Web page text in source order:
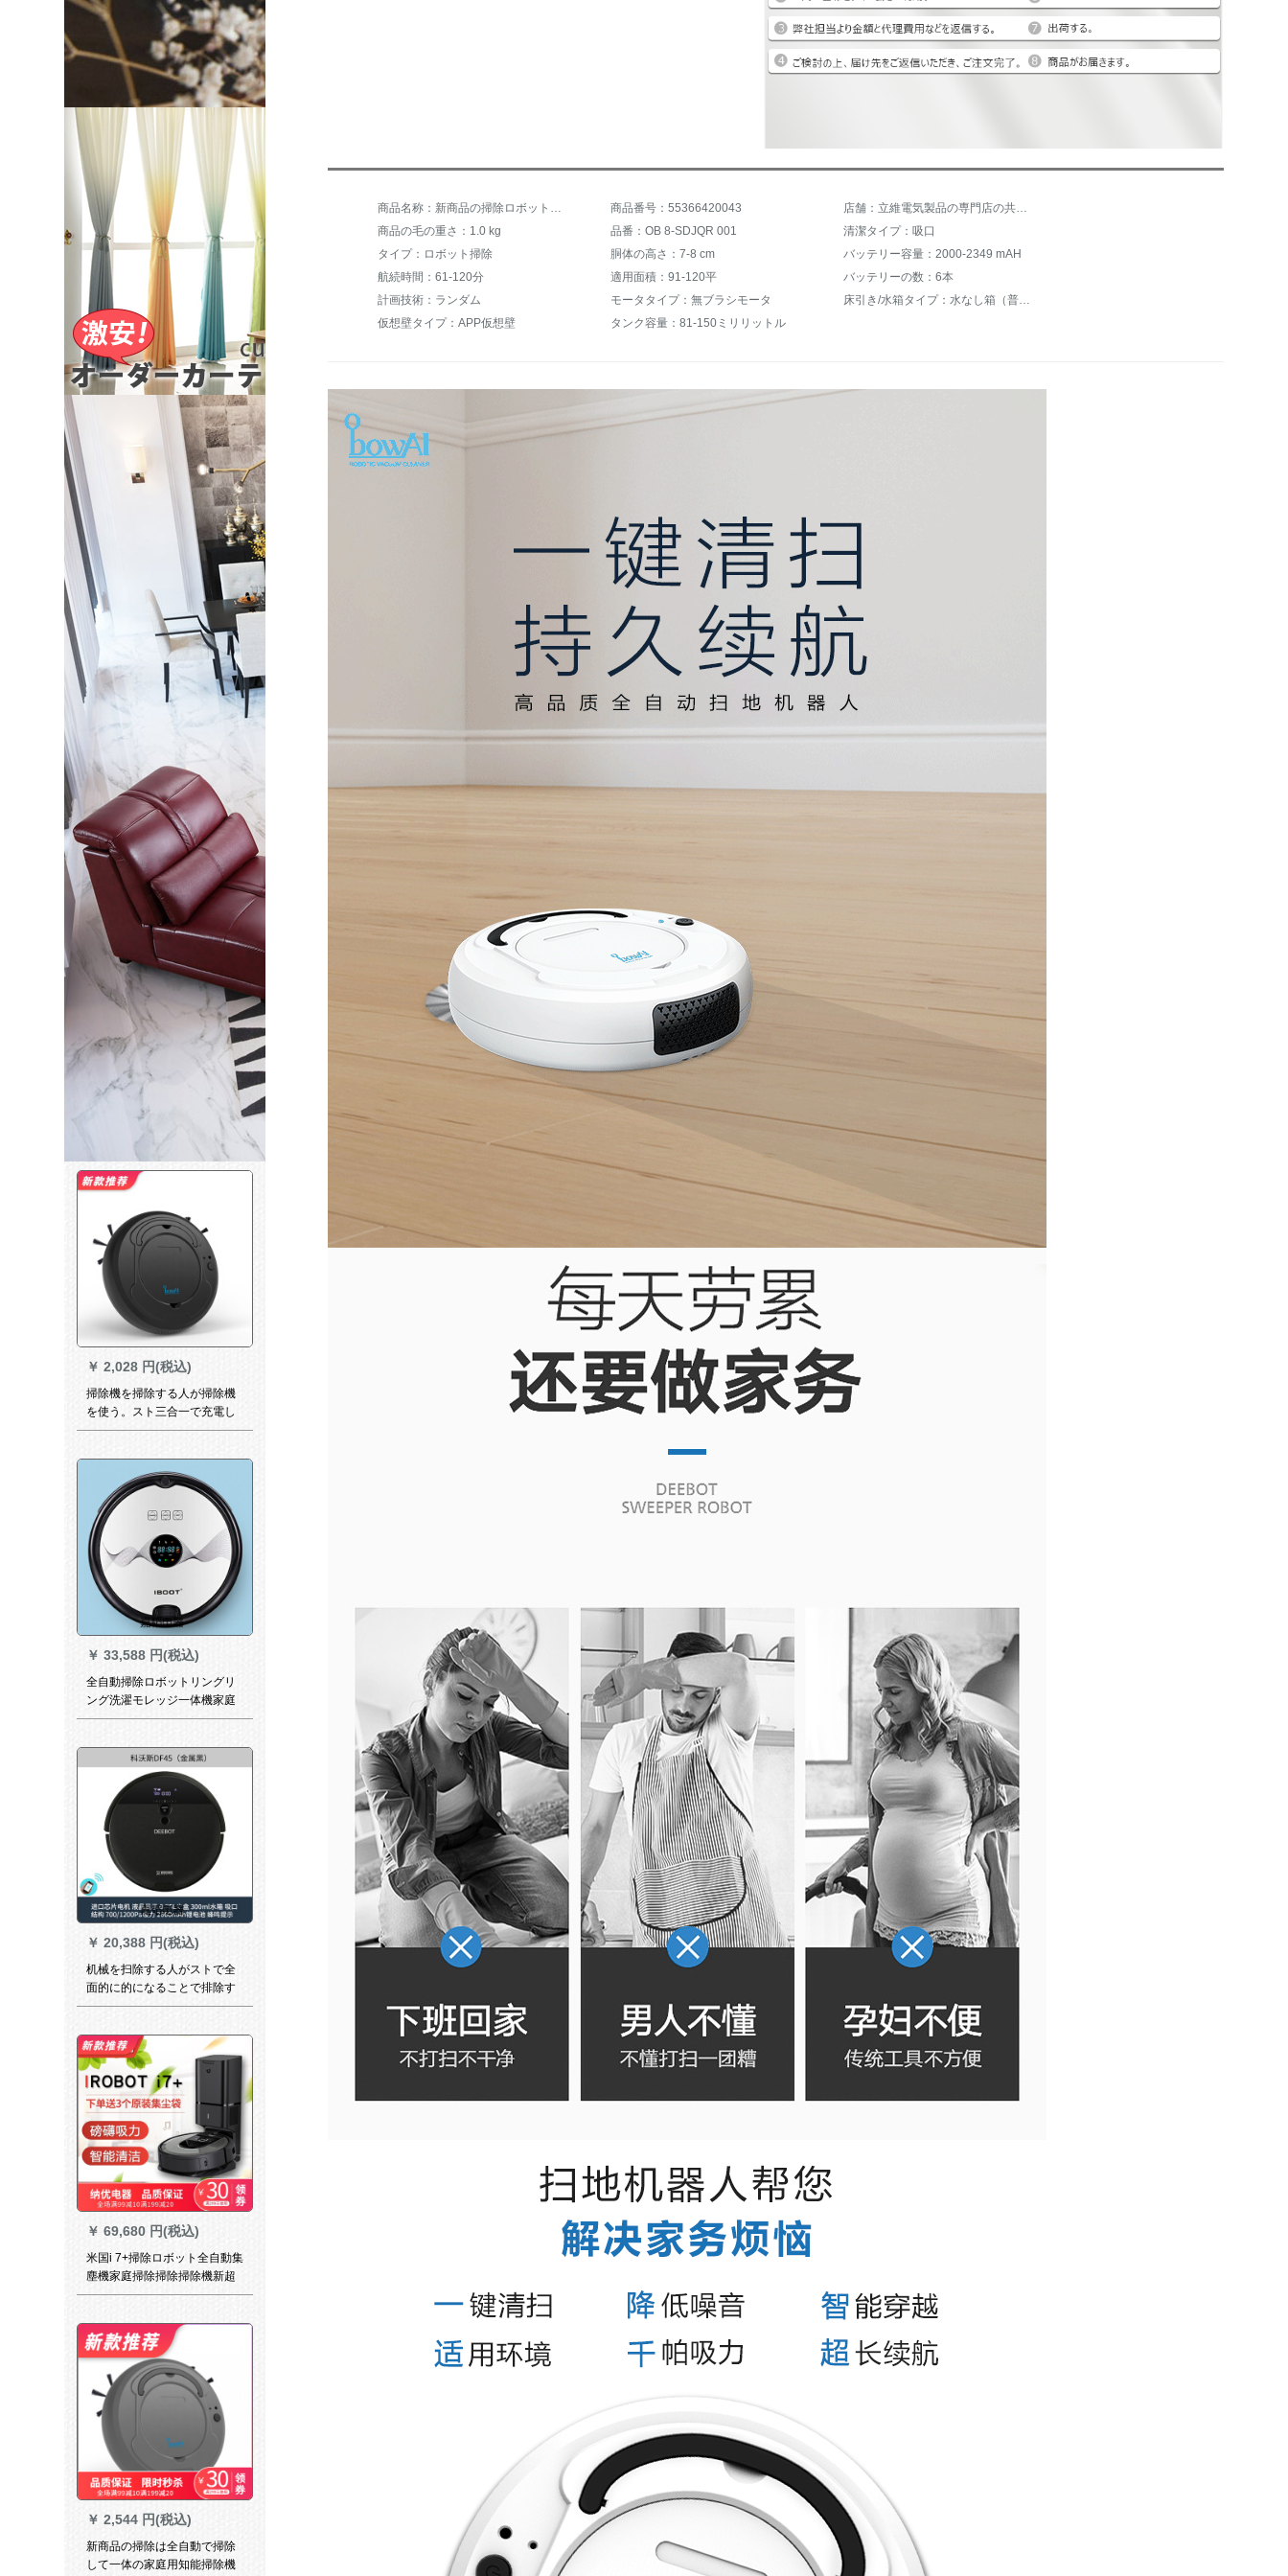
￥ 2,028 円(税込)
掃除機を掃除する人が掃除機
を使う。スト三合一で充電し
ます。全自動掃除機は三合に
￥ 33,588 円(税込)
全自動掃除ロボットリングリ
ング洗濯モレッジ一体機家庭
掃除機シルバ+ブラック
￥ 20,388 円(税込)
机械を扫除する人がストで全
面的に的になることで排除す
る宝DF 45メタルブロックが
￥ 69,680 円(税込)
米国i 7+掃除ロボット全自動集
塵機家庭掃除掃除掃除機新超
薄型タイプ【国行】i 7+店舗割
￥ 2,544 円(税込)
新商品の掃除は全自動で掃除
して一体の家庭用知能掃除機
商品名称：新商品の掃除ロボットは全自動的に掃除して一体家庭用の知能掃除機のモップのアイデアの極薄灰色を引きずります。 商品番号：55366420043
店舗：立維電気製品の専門店の共同購入
商品の毛の重さ：1.0 kg
品番：OB 8-SDJQR 001
清潔タイプ：吸口
タイプ：ロボット掃除
胴体の高さ：7-8 cm
バッテリー容量：2000-2349 mAH
航続時間：61-120分
適用面積：91-120平
バッテリーの数：6本
計画技術：ランダム
モータタイプ：無ブラシモータ
床引き/水箱タイプ：水なし箱（普通雑巾）
仮想壁タイプ：APP仮想壁
タンク容量：81-150ミリリットル